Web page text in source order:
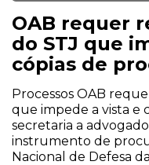
OAB requer
do STJ que
cópias de
Processos OAB
que impede a vista e
secretaria a
instrumento de
Nacional de Defesa